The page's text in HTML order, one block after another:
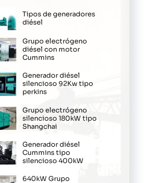
Tipos de generadores
diésel
Grupo electrógeno
diésel con motor
Cummins
Generador diésel
silencioso 92Kw tipo
perkins
Grupo electrógeno
silencioso 180kW tipo
Shangchai
Generador diésel
Cummins tipo
silencioso 400kW
640kW Grupo